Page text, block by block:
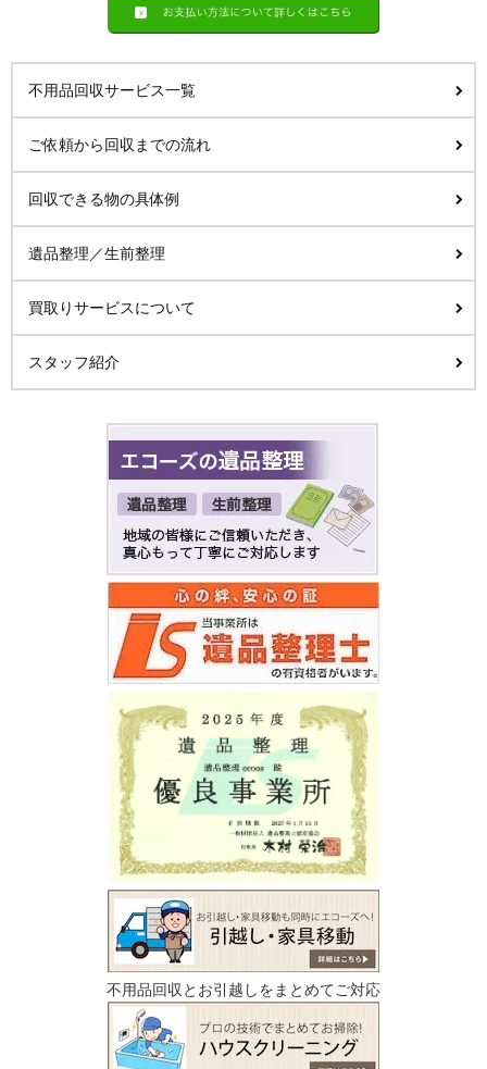
不用品回収サービス一覧
ご依頼から回収までの流れ
回収できる物の具体例
遺品整理／生前整理
買取りサービスについて
スタッフ紹介
不用品回収とお引越しをまとめてご対応